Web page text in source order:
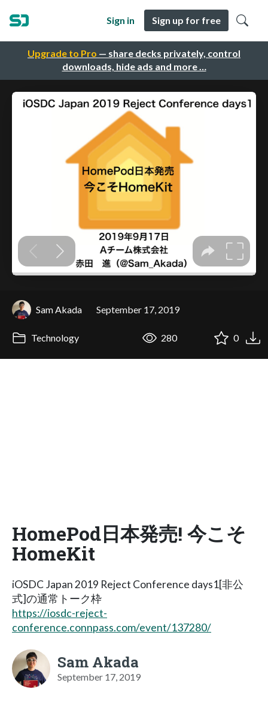
Upgrade to Pro — share decks privately, control
downloads, hide ads and more …
Sign in Sign up for free
Sam Akada September 17, 2019
Technology 280 0
HomePod日本発売! 今こそ
HomeKit
iOSDC Japan 2019 Reject Conference days1[非公
式]の通常トーク枠
https://iosdc-reject-
conference.connpass.com/event/137280/
Sam Akada
September 17, 2019